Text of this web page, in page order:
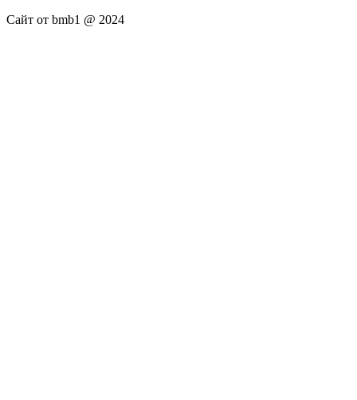
Сайт от bmb1 @ 2024